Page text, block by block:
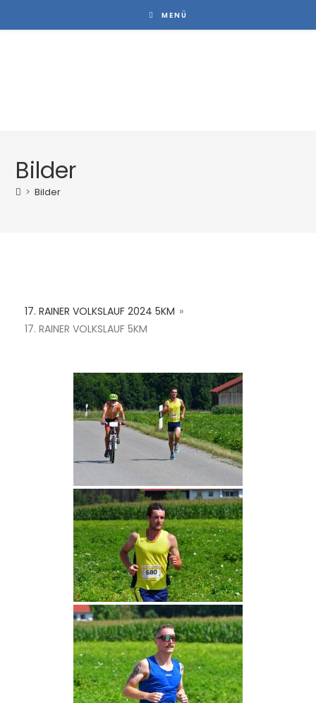
MENÜ
Bilder
> Bilder
17. RAINER VOLKSLAUF 2024 5KM »
17. RAINER VOLKSLAUF 5KM